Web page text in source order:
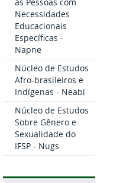
Necessidades
Educacionais
Específicas -
Napne
Núcleo de Estudos
Afro-brasileiros e
Indígenas - Neabi
Núcleo de Estudos
Sobre Gênero e
Sexualidade do
IFSP - Nugs